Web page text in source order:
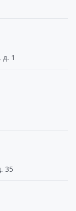
д. 1
35